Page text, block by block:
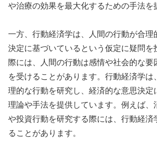
や治療の効果を最大化するための手法を
一方、行動経済学は、人間の行動が合理
決定に基づいているという仮定に疑問を
際には、人間の行動は感情や社会的な要
を受けることがあります。行動経済学は
理的な行動を研究し、経済的な意思決定
理論や手法を提供しています。例えば、
や投資行動を研究する際には、行動経済
ることがあります。